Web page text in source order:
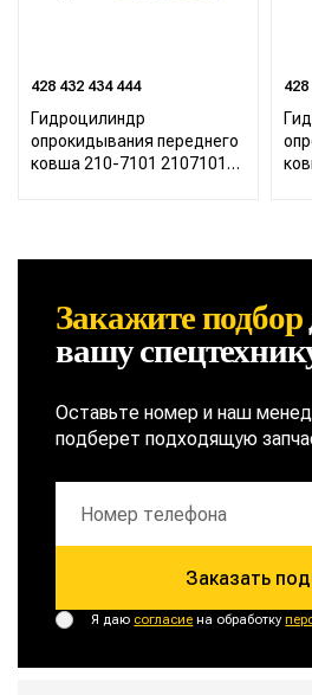
428 432 434 444
Гидроцилиндр
опрокидывания переднего
ковша 210-7101 2107101
428
Закажите подбор
вашу
Оставьте номер и наш
подберет подходящую
Заказать
Я даю согласие на обработку